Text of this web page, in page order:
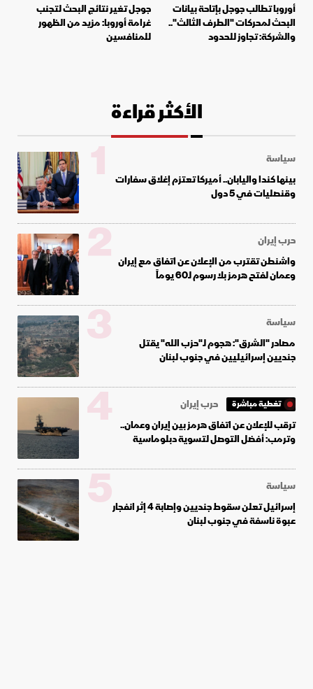
أوروبا تطالب جوجل بإتاحة بيانات
البحث لمحركات "الطرف الثالث"..
والشركة: تجاوز للحدود
جوجل تغير نتائج البحث لتجنب
غرامة أوروبا: مزيد من الظهور
للمنافسين
الأكثر قراءة
سياسة
بينها كندا واليابان.. أميركا تعتزم إغلاق سفارات
وقنصليات في 5 دول
1
حرب إيران
واشنطن تقترب من الإعلان عن اتفاق مع إيران
وعمان لفتح هرمز بلا رسوم لـ60 يوماً
2
سياسة
مصادر "الشرق": هجوم لـ"حزب الله" يقتل
جنديين إسرائيليين في جنوب لبنان
3
تغطية مباشرة
حرب إيران
ترقب للإعلان عن اتفاق هرمز بين إيران وعمان..
وترمب: أفضل التوصل لتسوية دبلوماسية
4
سياسة
إسرائيل تعلن سقوط جنديين وإصابة 4 إثر انفجار
عبوة ناسفة في جنوب لبنان
5